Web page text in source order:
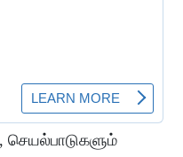
செயல்பாடுகளும்